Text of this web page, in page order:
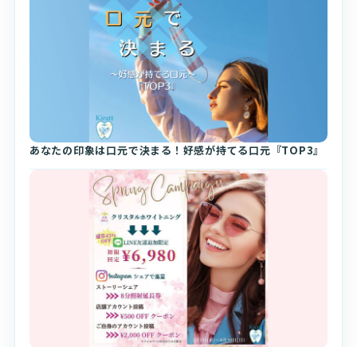
あなたの印象は口元で決まる！好感が持てる口元『TOP3』